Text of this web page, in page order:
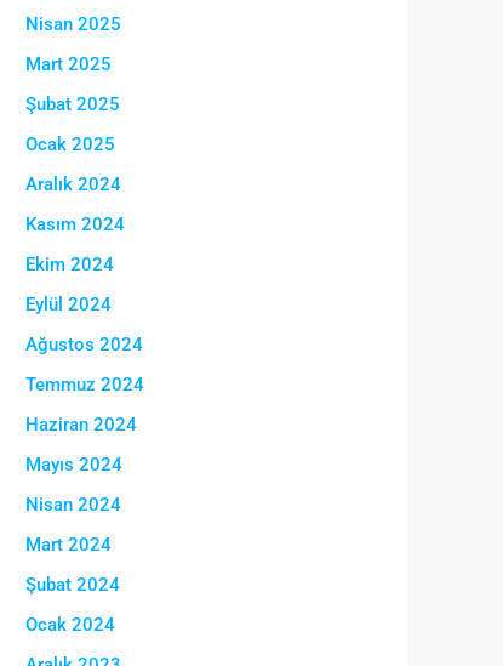
Nisan 2025
Mart 2025
Şubat 2025
Ocak 2025
Aralık 2024
Kasım 2024
Ekim 2024
Eylül 2024
Ağustos 2024
Temmuz 2024
Haziran 2024
Mayıs 2024
Nisan 2024
Mart 2024
Şubat 2024
Ocak 2024